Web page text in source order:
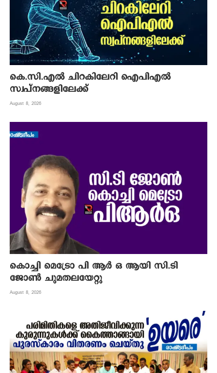
കെ.സി.എല്‍ ചിറകിലേറി ഐപിഎല്‍
സ്വപ്നങ്ങളിലേക്ക്
August 8, 2026
കൊച്ചി മെട്രോ പി ആര്‍ ഒ ആയി സി.ടി
ജോണ്‍ ചുമതലയേറ്റു
August 8, 2026